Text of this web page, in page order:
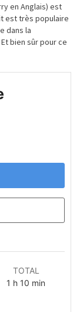
en Anglais) est
est très populaire
dans la
bien sûr pour ce
TOTAL
1 heure
h 10 minutes
min